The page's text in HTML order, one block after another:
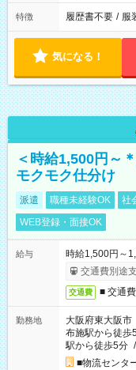
特徴 履歴書不要 / 服
気になる！
＜時給1,500円～
モクモク仕分け
派遣 職種未経験OK 社
WEB登録・面接OK
給与
時給1,500円～
交通費別途
交通費 ■ 交通
勤務地
大阪府東大阪市
布施駅から徒歩
駅から徒歩5分 /
■物流センタ